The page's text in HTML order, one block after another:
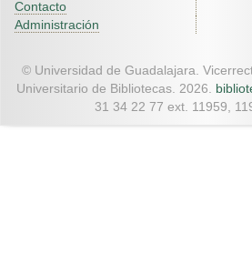
Contacto
Administración
© Universidad de Guadalajara.
Universitario de Bibliotecas. 2026.
31 34 22 77 ext. 11959,